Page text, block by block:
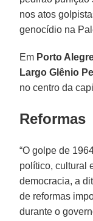
nos atos
genocídio na
Em Porto
Largo Glênio
no centro da
Reformas
“O golpe de
político, cultural
democracia, a
de reformas
durante o